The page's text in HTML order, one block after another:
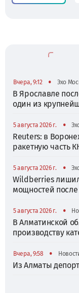
Вчера, 9:12 • Эхо
В Ярославле
один из
5 августа 2026 г. •
Reuters: в
ракетную часть
5 августа 2026 г. •
Wildberries
мощностей после
5 августа 2026 г. •
В Алматинской
производству
Вчера, 9:58 •
Из Алматы